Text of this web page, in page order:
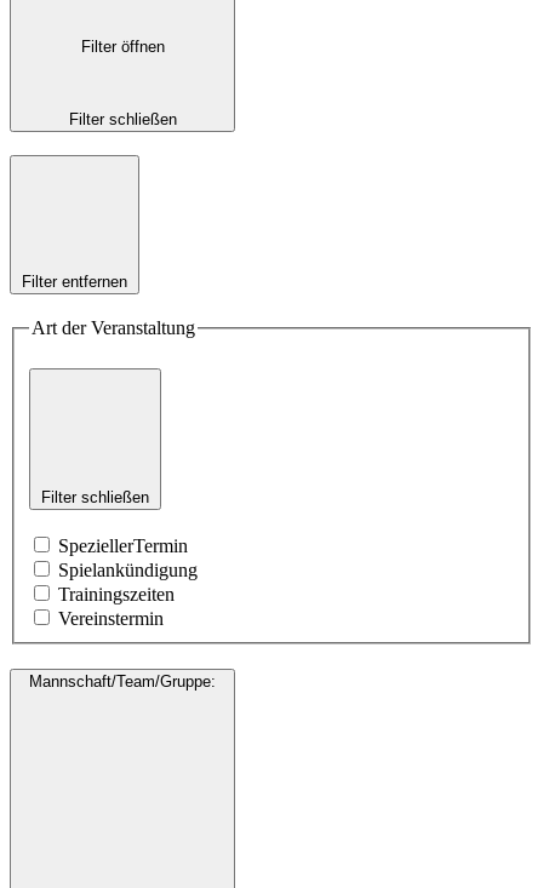
Filter öffnen
Filter schließen
Filter entfernen
Art der Veranstaltung
Filter schließen
SpeziellerTermin
Spielankündigung
Trainingszeiten
Vereinstermin
Mannschaft/Team/Gruppe: